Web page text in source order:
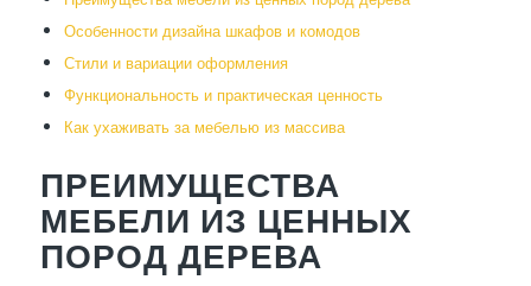
Особенности дизайна шкафов и комодов
Стили и вариации оформления
Функциональность и практическая ценность
Как ухаживать за мебелью из массива
ПРЕИМУЩЕСТВА
МЕБЕЛИ ИЗ ЦЕННЫХ
ПОРОД ДЕРЕВА